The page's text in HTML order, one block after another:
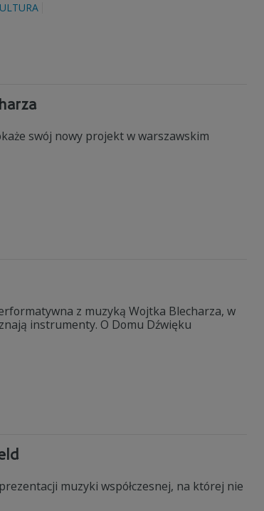
swój nowy projekt w warszawskim
z muzyką Wojtka Blecharza, w
instrumenty. O Domu Dźwięku
muzyki współczesnej, na której nie